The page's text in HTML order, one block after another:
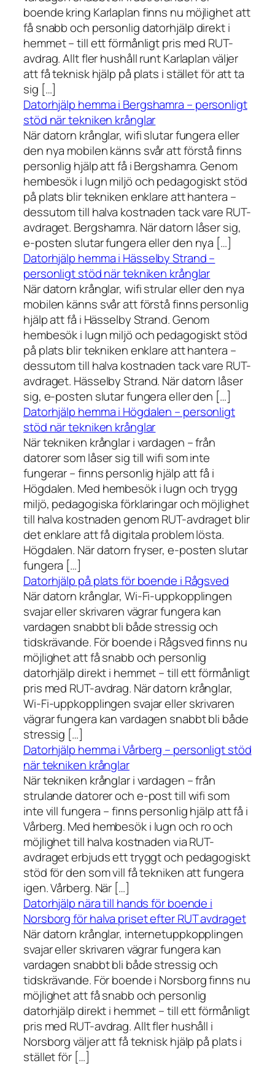
boende kring Karlaplan finns nu möjlighet att
få snabb och personlig datorhjälp direkt i
hemmet – till ett förmånligt pris med RUT-
avdrag. Allt fler hushåll runt Karlaplan väljer
att få teknisk hjälp på plats i stället för att ta
sig […]
Datorhjälp hemma i Bergshamra – personligt
stöd när tekniken krånglar
När datorn krånglar, wifi slutar fungera eller
den nya mobilen känns svår att förstå finns
personlig hjälp att få i Bergshamra. Genom
hembesök i lugn miljö och pedagogiskt stöd
på plats blir tekniken enklare att hantera –
dessutom till halva kostnaden tack vare RUT-
avdraget. Bergshamra. När datorn låser sig,
e-posten slutar fungera eller den nya […]
Datorhjälp hemma i Hässelby Strand –
personligt stöd när tekniken krånglar
När datorn krånglar, wifi strular eller den nya
mobilen känns svår att förstå finns personlig
hjälp att få i Hässelby Strand. Genom
hembesök i lugn miljö och pedagogiskt stöd
på plats blir tekniken enklare att hantera –
dessutom till halva kostnaden tack vare RUT-
avdraget. Hässelby Strand. När datorn låser
sig, e-posten slutar fungera eller den […]
Datorhjälp hemma i Högdalen – personligt
stöd när tekniken krånglar
När tekniken krånglar i vardagen – från
datorer som låser sig till wifi som inte
fungerar – finns personlig hjälp att få i
Högdalen. Med hembesök i lugn och trygg
miljö, pedagogiska förklaringar och möjlighet
till halva kostnaden genom RUT-avdraget blir
det enklare att få digitala problem lösta.
Högdalen. När datorn fryser, e-posten slutar
fungera […]
Datorhjälp på plats för boende i Rågsved
När datorn krånglar, Wi-Fi-uppkopplingen
svajar eller skrivaren vägrar fungera kan
vardagen snabbt bli både stressig och
tidskrävande. För boende i Rågsved finns nu
möjlighet att få snabb och personlig
datorhjälp direkt i hemmet – till ett förmånligt
pris med RUT-avdrag. När datorn krånglar,
Wi-Fi-uppkopplingen svajar eller skrivaren
vägrar fungera kan vardagen snabbt bli både
stressig […]
Datorhjälp hemma i Vårberg – personligt stöd
när tekniken krånglar
När tekniken krånglar i vardagen – från
strulande datorer och e-post till wifi som
inte vill fungera – finns personlig hjälp att få i
Vårberg. Med hembesök i lugn och ro och
möjlighet till halva kostnaden via RUT-
avdraget erbjuds ett tryggt och pedagogiskt
stöd för den som vill få tekniken att fungera
igen. Vårberg. När […]
Datorhjälp nära till hands för boende i
Norsborg för halva priset efter RUT avdraget
När datorn krånglar, internetuppkopplingen
svajar eller skrivaren vägrar fungera kan
vardagen snabbt bli både stressig och
tidskrävande. För boende i Norsborg finns nu
möjlighet att få snabb och personlig
datorhjälp direkt i hemmet – till ett förmånligt
pris med RUT-avdrag. Allt fler hushåll i
Norsborg väljer att få teknisk hjälp på plats i
stället för […]